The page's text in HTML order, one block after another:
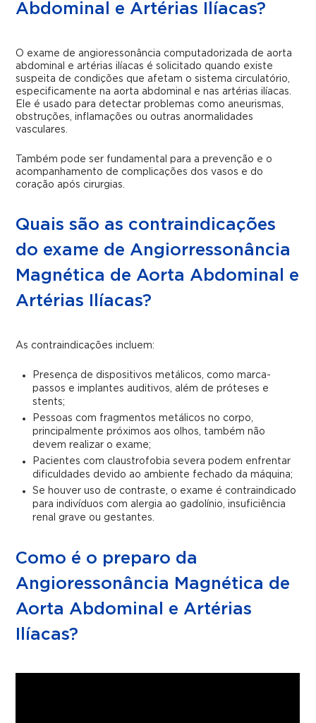
Abdominal e Artérias Ilíacas?
O exame de angioressonância computadorizada de aorta
abdominal e artérias ilíacas é solicitado quando existe
suspeita de condições que afetam o sistema circulatório,
especificamente na aorta abdominal e nas artérias ilíacas.
Ele é usado para detectar problemas como aneurismas,
obstruções, inflamações ou outras anormalidades
vasculares.
Também pode ser fundamental para a prevenção e o
acompanhamento de complicações dos vasos e do
coração após cirurgias.
Quais são as contraindicações
do exame de Angiorressonância
Magnética de Aorta Abdominal e
Artérias Ilíacas?
As contraindicações incluem:
Presença de dispositivos metálicos, como marca-
passos e implantes auditivos, além de próteses e
stents;
Pessoas com fragmentos metálicos no corpo,
principalmente próximos aos olhos, também não
devem realizar o exame;
Pacientes com claustrofobia severa podem enfrentar
dificuldades devido ao ambiente fechado da máquina;
Se houver uso de contraste, o exame é contraindicado
para indivíduos com alergia ao gadolínio, insuficiência
renal grave ou gestantes.
Como é o preparo da
Angioressonância Magnética de
Aorta Abdominal e Artérias
Ilíacas?